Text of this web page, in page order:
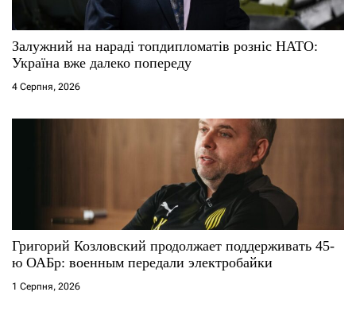
Залужний на нараді топдипломатів розніс НАТО:
Україна вже далеко попереду
4 Серпня, 2026
Григорий Козловский продолжает поддерживать 45-
ю ОАБр: военным передали электробайки
1 Серпня, 2026